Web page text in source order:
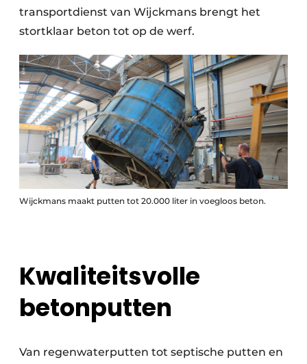
Renovatie
Toegangscontrole
Veiligheid & Opleiding
Zonwering
transportdienst van Wijckmans brengt het
stortklaar beton tot op de werf.
Wijckmans maakt putten tot 20.000 liter in voegloos beton.
Kwaliteitsvolle
betonputten
Van regenwaterputten tot septische putten en